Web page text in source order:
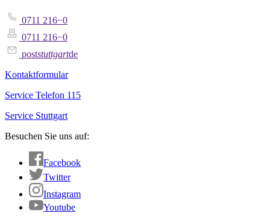
0711 216−0
0711 216−0
poststuttgartde
Kontaktformular
Service Telefon 115
Service Stuttgart
Besuchen Sie uns auf:
Facebook
Twitter
Instagram
Youtube